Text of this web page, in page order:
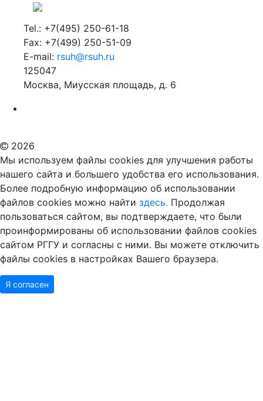
Tel.: +7(495) 250-61-18
Fax: +7(499) 250-51-09
E-mail: rsuh@rsuh.ru
125047
Москва, Миусская площадь, д. 6
2026
Мы используем файлы cookies для улучшения работы
нашего сайта и большего удобства его использования.
Более подробную информацию об использовании
файлов cookies можно найти здесь. Продолжая
пользоваться сайтом, вы подтверждаете, что были
проинформированы об использовании файлов cookies
сайтом РГГУ и согласны с ними. Вы можете отключить
файлы cookies в настройках Вашего браузера.
Я согласен